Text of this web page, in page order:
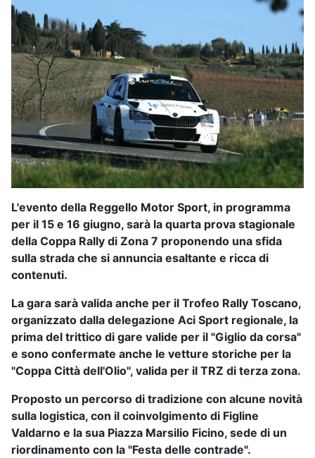
L'evento della Reggello Motor Sport, in programma
per il 15 e 16 giugno, sarà la quarta prova stagionale
della Coppa Rally di Zona 7 proponendo una sfida
sulla strada che si annuncia esaltante e ricca di
contenuti.
La gara sarà valida anche per il Trofeo Rally Toscano,
organizzato dalla delegazione Aci Sport regionale, la
prima del trittico di gare valide per il "Giglio da corsa"
e sono confermate anche le vetture storiche per la
"Coppa Città dell'Olio", valida per il TRZ di terza zona.
Proposto un percorso di tradizione con alcune novità
sulla logistica, con il coinvolgimento di Figline
Valdarno e la sua Piazza Marsilio Ficino, sede di un
riordinamento con la "Festa delle contrade".